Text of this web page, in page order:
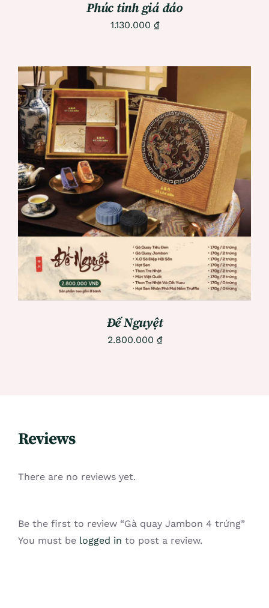
Phúc tinh giá đáo
1.130.000 ₫
ADD TO CART
/
DETAILS
Đế Nguyệt
2.800.000 ₫
Reviews
There are no reviews yet.
Be the first to review “Gà quay Jambon 4 trứng”
You must be logged in to post a review.